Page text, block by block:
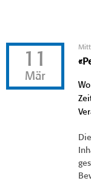
11
Mär